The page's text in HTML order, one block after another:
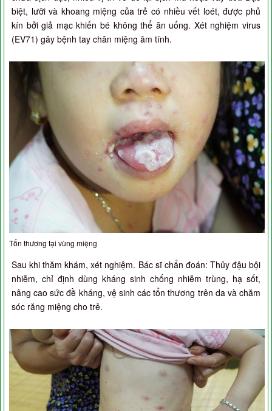
biệt, lưỡi và khoang miệng của trẻ có nhiều vết loét, được phủ
kín bởi giả mạc khiến bé không thể ăn uống. Xét nghiệm virus
(EV71) gây bệnh tay chân miệng âm tính.
Tổn thương tại vùng miệng
Sau khi thăm khám, xét nghiệm. Bác sĩ chẩn đoán: Thủy đậu bội
nhiễm, chỉ định dùng kháng sinh chống nhiễm trùng, hạ sốt,
nâng cao sức đề kháng, vệ sinh các tổn thương trên da và chăm
sóc răng miệng cho trẻ.